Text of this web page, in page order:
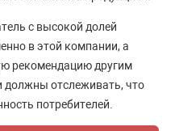
с высокой долей
в этой компании, а
рекомендацию другим
отслеживать, что
потребителей.